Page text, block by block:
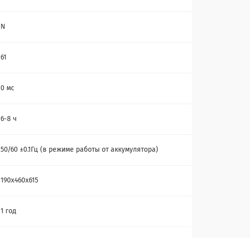
N
61
0 мс
6-8 ч
50/60 ±0.1Гц (в режиме работы от аккумулятора)
190x460x615
1 год